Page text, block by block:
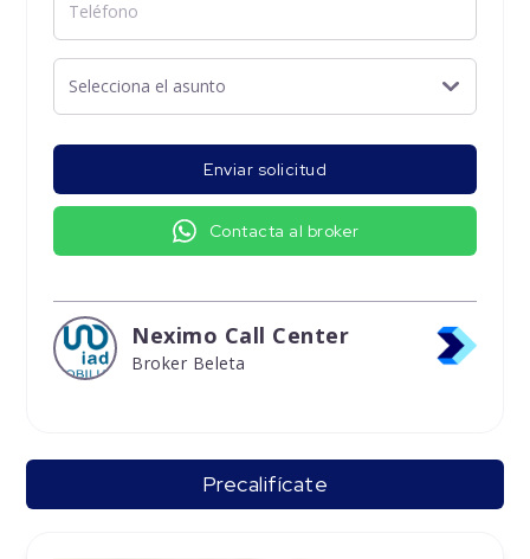
Enviar solicitud
Contacta al broker
Neximo Call Center
Broker Beleta
Precalifícate